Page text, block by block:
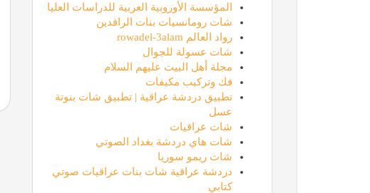
المؤسسة الأوروبية العربية للدراسات العليا
شات رومانسيات بنات الرافدين
رواد العالم rowadel-3alam
شات عسولة للجوال
مجلة أهل البيت عليهم السلام
فك وتركيب مكيفات
تطبيق دردشة عراقية | تطبيق شات بنوتة
عسل
شات عراقيات
شات هاي دردشة بغداد الصوتي
شات ريمو سوريا
دردشة عراقية شات بنات عراقيات صوتي
كتابي